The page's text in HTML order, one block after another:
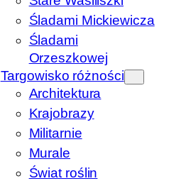
Śladami Mickiewicza
Śladami
Orzeszkowej
Targowisko różności
Architektura
Krajobrazy
Militarnie
Murale
Świat roślin